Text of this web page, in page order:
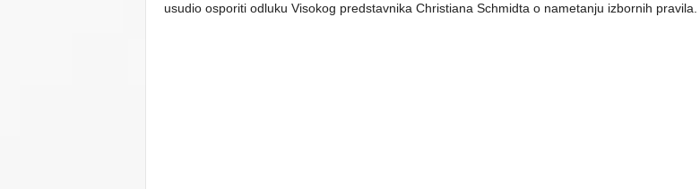
usudio osporiti odluku Visokog predstavnika Christiana Schmidta o nametanju izbornih pravila.